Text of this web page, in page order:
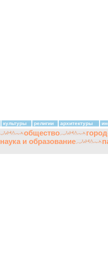
культуры религии архитектуры
общество
наука и образование